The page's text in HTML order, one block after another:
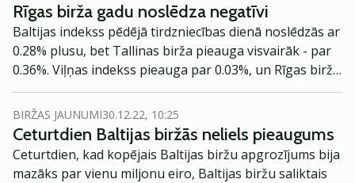
Rīgas birža gadu noslēdza negatīvi
Baltijas indekss pēdējā tirdzniecības dienā noslēdzās ar
0.28% plusu, bet Tallinas birža pieauga visvairāk - par
0.36%. Viļņas indekss pieauga par 0.03%, un Rīgas birža
bija vienīgā, kas noslēdzās negatīvi, indeksam
atkāpjoties par 0.08%.
BIRŽAS JAUNUMI30.12.22, 10:25
Ceturtdien Baltijas biržās neliels pieaugums
Ceturtdien, kad kopējais Baltijas biržu apgrozījums bija
mazāks par vienu miljonu eiro, Baltijas biržu saliktais